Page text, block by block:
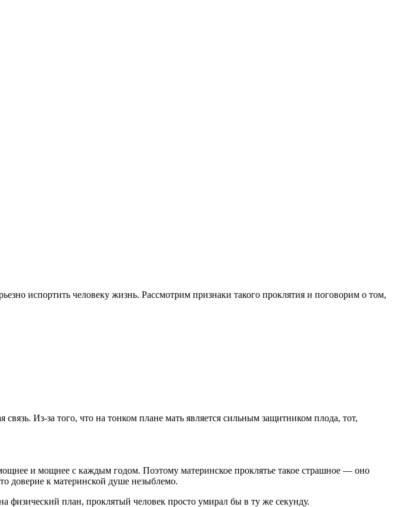
испортить человеку жизнь. Рассмотрим признаки такого проклятия и поговорим о том,
Из-за того, что на тонком плане мать является сильным защитником плода, тот,
и мощнее с каждым годом. Поэтому материнское проклятье такое страшное — оно
доверие к материнской душе незыблемо.
физический план, проклятый человек просто умирал бы в ту же секунду.